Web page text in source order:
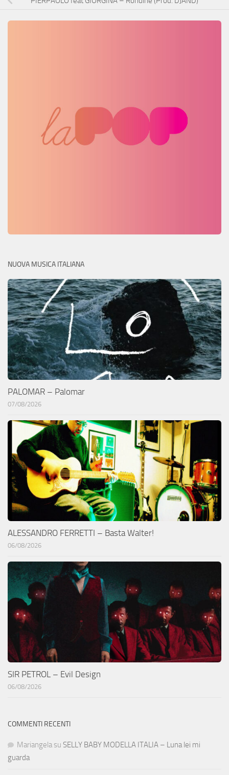
NUOVA MUSICA ITALIANA
PALOMAR – Palomar
07/08/2026
ALESSANDRO FERRETTI – Basta Walter!
06/08/2026
SIR PETROL – Evil Design
06/08/2026
COMMENTI RECENTI
Mariangela su SELLY BABY MODELLA ITALIA – Luna lei mi
guarda